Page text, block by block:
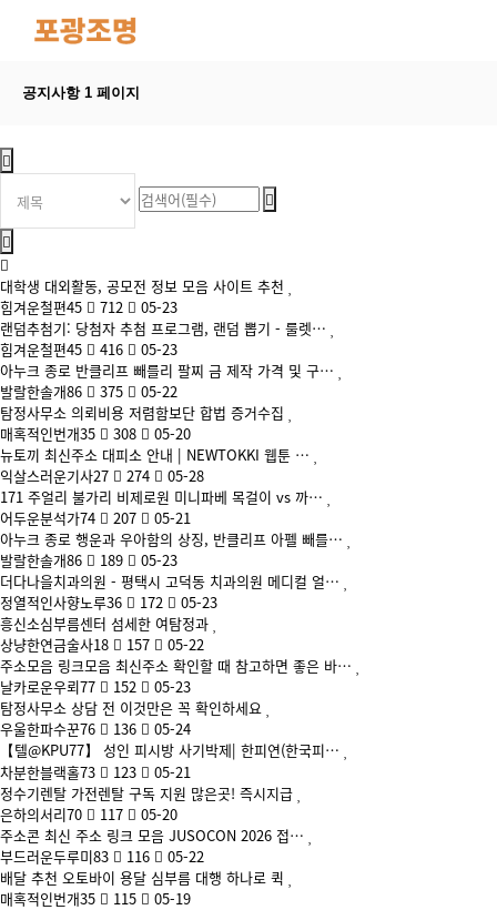
공지사항 1 페이지
대학생 대외활동, 공모전 정보 모음 사이트 추천
힘겨운철편45
712
05-23
랜덤추첨기: 당첨자 추첨 프로그램, 랜덤 뽑기 - 룰렛…
힘겨운철편45
416
05-23
아누크 종로 반클리프 빼를리 팔찌 금 제작 가격 및 구…
발랄한솔개86
375
05-22
탐정사무소 의뢰비용 저렴함보단 합법 증거수집
매혹적인번개35
308
05-20
뉴토끼 최신주소 대피소 안내 | NEWTOKKI 웹툰 …
익살스러운기사27
274
05-28
171 주얼리 불가리 비제로원 미니파베 목걸이 vs 까…
어두운분석가74
207
05-21
아누크 종로 행운과 우아함의 상징, 반클리프 아펠 빼를…
발랄한솔개86
189
05-23
더다나을치과의원 - 평택시 고덕동 치과의원 메디컬 얼…
정열적인사향노루36
172
05-23
흥신소심부름센터 섬세한 여탐정과
상냥한연금술사18
157
05-22
주소모음 링크모음 최신주소 확인할 때 참고하면 좋은 바…
날카로운우뢰77
152
05-23
탐정사무소 상담 전 이것만은 꼭 확인하세요
우울한파수꾼76
136
05-24
【텔@KPU77】 성인 피시방 사기박제| 한피연(한국피…
차분한블랙홀73
123
05-21
정수기렌탈 가전렌탈 구독 지원 많은곳! 즉시지급
은하의서리70
117
05-20
주소콘 최신 주소 링크 모음 JUSOCON 2026 접…
부드러운두루미83
116
05-22
배달 추천 오토바이 용달 심부름 대행 하나로 퀵
매혹적인번개35
115
05-19